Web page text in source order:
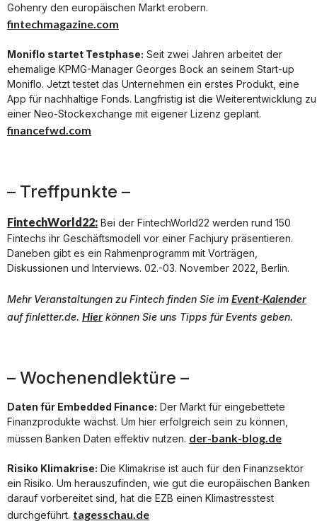
Gohenry den europäischen Markt erobern.
fintechmagazine.com
Moniflo startet Testphase: Seit zwei Jahren arbeitet der
ehemalige KPMG-Manager Georges Bock an seinem Start-up
Moniflo. Jetzt testet das Unternehmen ein erstes Produkt, eine
App für nachhaltige Fonds. Langfristig ist die Weiterentwicklung zu
einer Neo-Stockexchange mit eigener Lizenz geplant.
financefwd.com
– Treffpunkte –
FintechWorld22: Bei der FintechWorld22 werden rund 150
Fintechs ihr Geschäftsmodell vor einer Fachjury präsentieren.
Daneben gibt es ein Rahmenprogramm mit Vorträgen,
Diskussionen und Interviews. 02.-03. November 2022, Berlin.
Mehr Veranstaltungen zu Fintech finden Sie im Event-Kalender
auf finletter.de. Hier können Sie uns Tipps für Events geben.
– Wochenendlektüre –
Daten für Embedded Finance: Der Markt für eingebettete
Finanzprodukte wächst. Um hier erfolgreich sein zu können,
müssen Banken Daten effektiv nutzen. der-bank-blog.de
Risiko Klimakrise: Die Klimakrise ist auch für den Finanzsektor
ein Risiko. Um herauszufinden, wie gut die europäischen Banken
darauf vorbereitet sind, hat die EZB einen Klimastresstest
durchgeführt. tagesschau.de